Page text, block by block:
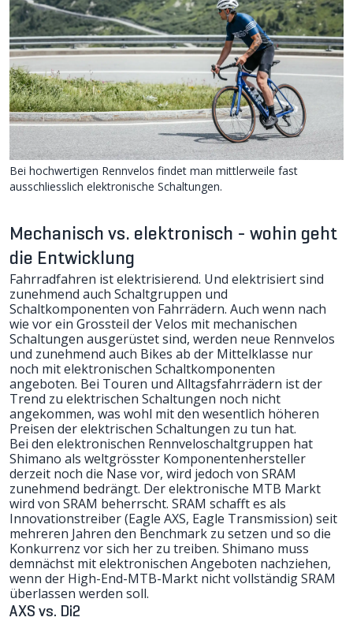
Bei hochwertigen Rennvelos findet man mittlerweile fast
ausschliesslich elektronische Schaltungen.
Mechanisch vs. elektronisch - wohin geht
die Entwicklung
Fahrradfahren ist elektrisierend. Und elektrisiert sind
zunehmend auch Schaltgruppen und
Schaltkomponenten von Fahrrädern. Auch wenn nach
wie vor ein Grossteil der Velos mit mechanischen
Schaltungen ausgerüstet sind, werden neue Rennvelos
und zunehmend auch Bikes ab der Mittelklasse nur
noch mit elektronischen Schaltkomponenten
angeboten. Bei Touren und Alltagsfahrrädern ist der
Trend zu elektrischen Schaltungen noch nicht
angekommen, was wohl mit den wesentlich höheren
Preisen der elektrischen Schaltungen zu tun hat.
Bei den elektronischen Rennveloschaltgruppen hat
Shimano als weltgrösster Komponentenhersteller
derzeit noch die Nase vor, wird jedoch von SRAM
zunehmend bedrängt. Der elektronische MTB Markt
wird von SRAM beherrscht. SRAM schafft es als
Innovationstreiber (Eagle AXS, Eagle Transmission) seit
mehreren Jahren den Benchmark zu setzen und so die
Konkurrenz vor sich her zu treiben. Shimano muss
demnächst mit elektronischen Angeboten nachziehen,
wenn der High-End-MTB-Markt nicht vollständig SRAM
überlassen werden soll.
AXS vs. Di2